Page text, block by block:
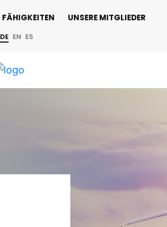
FÄHIGKEITEN UNSERE MITGLIEDER
DE EN ES